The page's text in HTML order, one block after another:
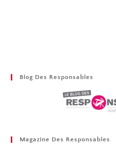
Blog Des Responsables
Magazine Des Responsables